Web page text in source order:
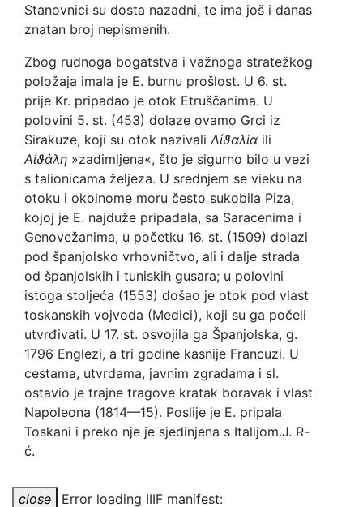
Stanovnici su dosta nazadni, te ima još i danas
znatan broj nepismenih.
Zbog rudnoga bogatstva i važnoga stratežkog
položaja imala je E. burnu prošlost. U 6. st.
prije Kr. pripadao je otok Etruščanima. U
polovini 5. st. (453) dolaze ovamo Grci iz
Sirakuze, koji su otok nazivali Λἰϑαλία ili
Αἰϑάλη »zadimljena«, što je sigurno bilo u vezi
s talionicama željeza. U srednjem se vieku na
otoku i okolnome moru često sukobila Piza,
kojoj je E. najduže pripadala, sa Saracenima i
Genovežanima, u početku 16. st. (1509) dolazi
pod španjolsko vrhovničtvo, ali i dalje strada
od španjolskih i tuniskih gusara; u polovini
istoga stoljeća (1553) došao je otok pod vlast
toskanskih vojvoda (Medici), koji su ga počeli
utvrđivati. U 17. st. osvojila ga Španjolska, g.
1796 Englezi, a tri godine kasnije Francuzi. U
cestama, utvrdama, javnim zgradama i sl.
ostavio je trajne tragove kratak boravak i vlast
Napoleona (1814—15). Poslije je E. pripala
Toskani i preko nje je sjedinjena s Italijom.J. R-
ć.